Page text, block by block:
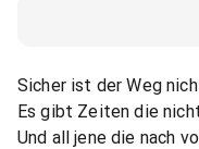
Sicher ist der Weg
Es gibt Zeiten die
Und all jene die nach